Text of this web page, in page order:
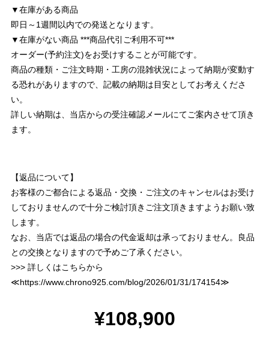
▼在庫がある商品
即日～1週間以内での発送となります。
▼在庫がない商品 ***商品代引ご利用不可***
オーダー(予約注文)をお受けすることが可能です。
商品の種類・ご注文時期・工房の混雑状況によって納期が変動す
る恐れがありますので、記載の納期は目安としてお考えくださ
い。
詳しい納期は、当店からの受注確認メールにてご案内させて頂き
ます。
【返品について】
お客様のご都合による返品・交換・ご注文のキャンセルはお受け
しておりませんので十分ご検討頂きご注文頂きますようお願い致
します。
なお、当店では返品の場合の代金返却は承っておりません。良品
との交換となりますので予めご了承ください。
>>> 詳しくはこちらから
≪https://www.chrono925.com/blog/2026/01/31/174154≫
¥108,900